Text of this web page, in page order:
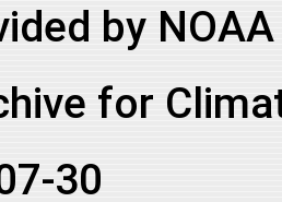
55 EP MM
55 EP MM
55
by
for
30